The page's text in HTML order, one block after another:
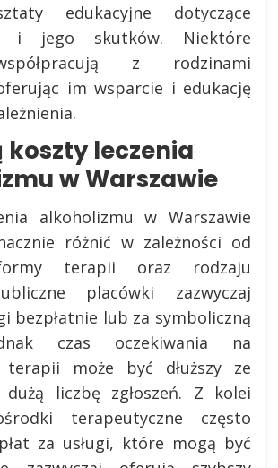
edukacyjne dotyczące
i jego skutków. Niektóre
z rodzinami
im wsparcie i edukację
koszty leczenia
w Warszawie
alkoholizmu w Warszawie
różnić w zależności od
terapii oraz rodzaju
placówki zazwyczaj
bezpłatnie lub za symboliczną
czas oczekiwania na
terapii może być dłuższy ze
liczbę zgłoszeń. Z kolei
terapeutyczne często
za usługi, które mogą być